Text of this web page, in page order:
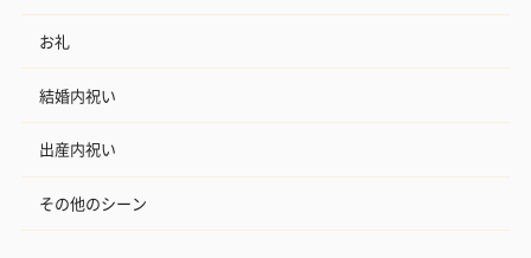
お礼
結婚内祝い
出産内祝い
その他のシーン